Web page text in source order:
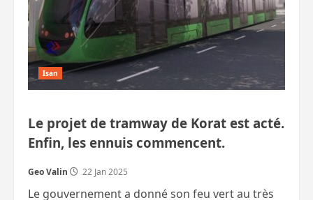
Isan
Le projet de tramway de Korat est acté.
Enfin, les ennuis commencent.
Geo Valin 22 Jan 2025
Le gouvernement a donné son feu vert au très